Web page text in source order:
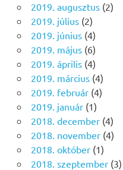
2019. augusztus(2)
2019. július(2)
2019. június(4)
2019. május(6)
2019. április(4)
2019. március(4)
2019. február(4)
2019. január(1)
2018. december(4)
2018. november(4)
2018. október(1)
2018. szeptember(3)